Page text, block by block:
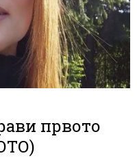
првото